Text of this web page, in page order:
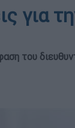
για
του